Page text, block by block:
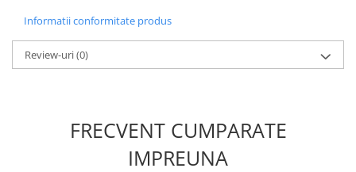
Incubatoare oua
Informatii conformitate produs
Review-uri(0)
FRECVENT CUMPARATE
IMPREUNA